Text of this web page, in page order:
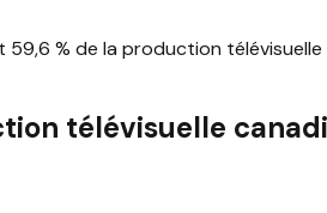
% de la production
télévisuelle